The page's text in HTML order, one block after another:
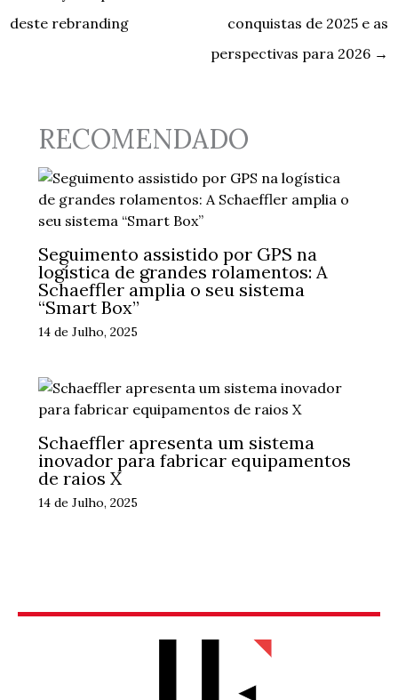
deste rebranding
conquistas de 2025 e as
perspectivas para 2026 →
RECOMENDADO
Seguimento assistido por GPS na
logística de grandes rolamentos: A
Schaeffler amplia o seu sistema
“Smart Box”
14 de Julho, 2025
Schaeffler apresenta um sistema
inovador para fabricar equipamentos
de raios X
14 de Julho, 2025